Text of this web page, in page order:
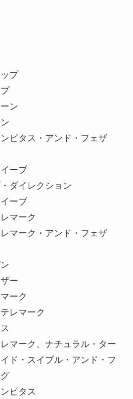
プ
ン
ピタス・アンド・フェザ
ーブ
ダイレクション
ーブ
マーク
マーク・アンド・フェザ
ー
ーク
レマーク
マーク、ナチュラル・ター
ド・スイブル・アンド・フ
ピタス